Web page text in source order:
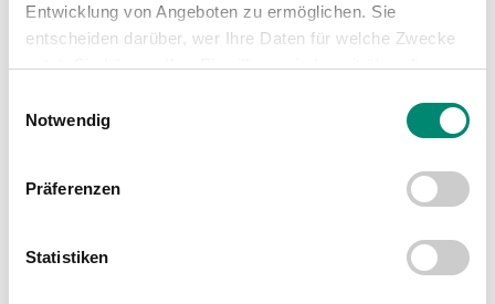
Entwicklung von Angeboten zu ermöglichen. Sie
entscheiden darüber, wer Ihre Daten für welche Zwecke
nutzt. Sie können Ihre Einwilligung jederzeit über die
Trigger Symbol ändern oder widerrufen
Erfahren Sie mehr darüber, wie Ihre persönlichen Daten
verarbeitet werden, und legen Sie Ihre Präferenzen im
Wir verwenden Cookies, um Inhalte und Anzeigen zu
Notwendig
Präferenzen
Statistiken
WEITERE NEWS